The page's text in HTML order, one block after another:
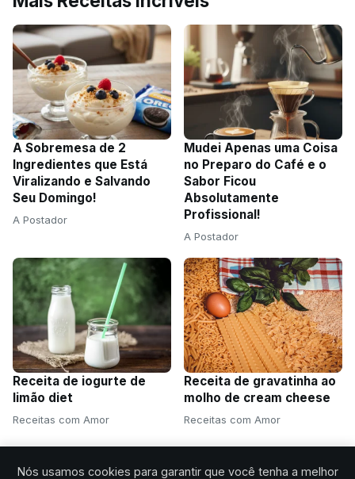
A Sobremesa de 2
Ingredientes que Está
Viralizando e Salvando
Seu Domingo!
A Postador
Mudei Apenas uma Coisa
no Preparo do Café e o
Sabor Ficou
Absolutamente
Profissional!
A Postador
Receita de iogurte de
limão diet
Receitas com Amor
Receita de gravatinha ao
molho de cream cheese
Receitas com Amor
Nós usamos cookies para garantir que você tenha a melhor